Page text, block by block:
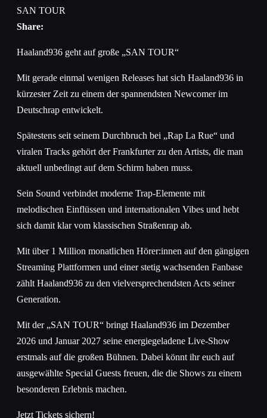
SAN TOUR
Share:
Haaland936 geht auf große „SAN TOUR“
Mit gerade einmal wenigen Releases hat sich Haaland936 in
kürzester Zeit zu einem der spannendsten Newcomer im
Deutschrap entwickelt.
Spätestens seit seinem Durchbruch bei „Rap La Rue“ und
viralen Tracks gehört der Frankfurter zu den Artists, die man
aktuell unbedingt auf dem Schirm haben muss.
Sein Sound verbindet moderne Trap-Elemente mit
melodischen Einflüssen und internationalen Vibes und hebt
sich damit klar vom klassischen Straßenrap ab.
Mit über 1 Million monatlichen Hörer:innen auf den gängigen
Streaming Plattformen und einer stetig wachsenden Fanbase
zählt Haaland936 zu den vielversprechendsten Acts seiner
Generation.
Mit der „SAN TOUR“ bringt Haaland936 im Dezember
2026 und Januar 2027 seine energiegeladene Live-Show
erstmals auf die großen Bühnen. Dabei könnt ihr euch auf
ausgewählte Special Guests freuen, die die Shows zu einem
besonderen Erlebnis machen.
Jetzt Tickets sichern!